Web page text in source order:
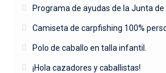
Programa de ayudas de la Junta
Camiseta de carpfishing 100%
Polo de caballo en talla infantil.
¡Hola cazadores y caballistas!